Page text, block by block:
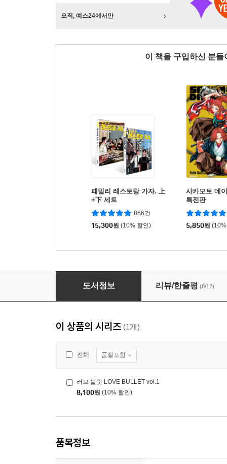
오직, 예스24에서만
이 책을 구입하신 분
패밀리 레스토랑 가자. 上
+下 세트
856건
15,300원 (10% 할인)
사카모토 데
특전판
5,850원
러브 불릿 LOVE BULLET vol.1
도서정보 리뷰/한줄평 (8/12)
이 상품의 시리즈 (1개)
전체 품절포함
러브 불릿 LOVE BULLET vol.1
8,100원 (10% 할인)
품목정보